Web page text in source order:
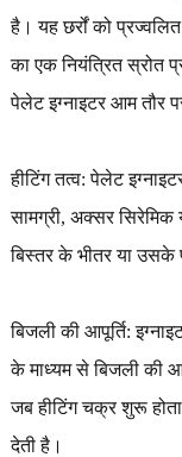
है। यह छर्रों को
का एक नियंत्रित स्रोत
पेलेट इग्नाइटर आम तौर
हीटिंग तत्व: पेलेट
सामग्री, अक्सर सिरेमिक
बिस्तर के भीतर या उसके
बिजली की आपूर्ति:
के माध्यम से बिजली की
जब हीटिंग चक्र शुरू
देती है।